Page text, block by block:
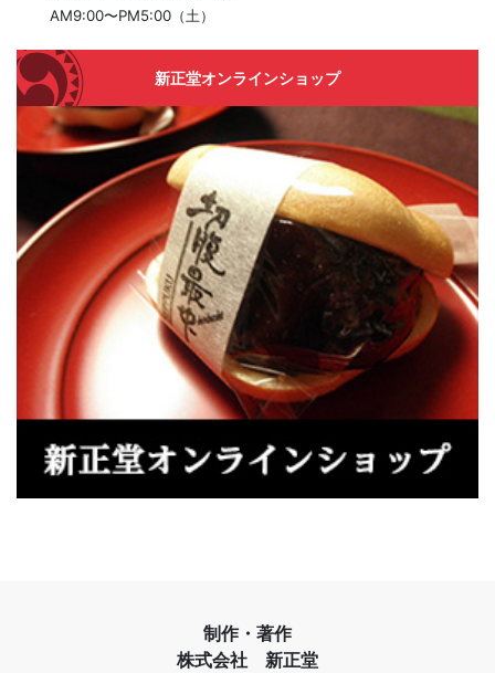
AM9:00〜PM5:00（土）
新正堂オンラインショップ
制作・著作
株式会社 新正堂